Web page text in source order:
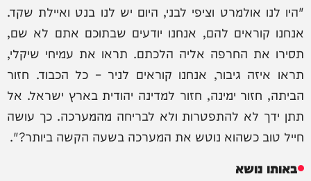
"היו לנו אולמרט וציפי לבני, היום יש לנו בנט ואיילת שקד.
אנחנו קוראים להם, אנחנו יודעים שבתוכם אתם לא שם,
תסירו את החרפה אליה הלכתם. תראו את עמיחי שיקלי,
תראו איזה גיבור, אנחנו קוראים לניר – כל הכבוד. חזור
הביתה, חזור ימינה, חזור למדינה יהודית בארץ ישראל. אל
תתן ידך לא להתפטרות ולא לבריחה מהמערכה. כך עושה
חייל טוב כשהוא נוטש את המערכה בשעה הקשה ביותר?".
באותו נושא